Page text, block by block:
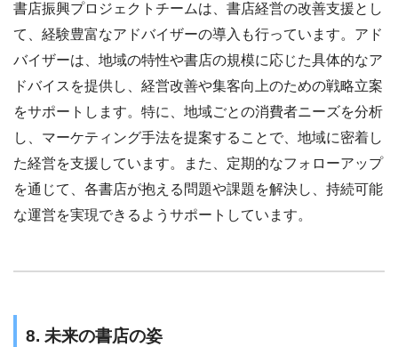
書店振興プロジェクトチームは、書店経営の改善支援とし
て、経験豊富なアドバイザーの導入も行っています。アド
バイザーは、地域の特性や書店の規模に応じた具体的なア
ドバイスを提供し、経営改善や集客向上のための戦略立案
をサポートします。特に、地域ごとの消費者ニーズを分析
し、マーケティング手法を提案することで、地域に密着し
た経営を支援しています。また、定期的なフォローアップ
を通じて、各書店が抱える問題や課題を解決し、持続可能
な運営を実現できるようサポートしています。
8. 未来の書店の姿